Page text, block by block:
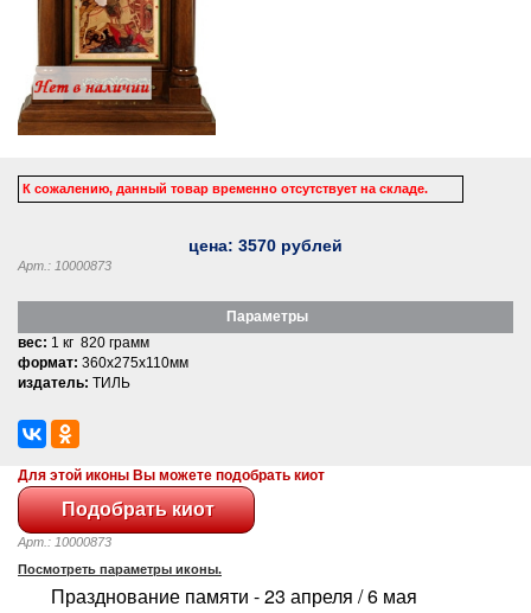
К сожалению, данный товар временно отсутствует на складе.
цена: 3570 рублей
Арт.: 10000873
Параметры
вес: 1 кг 820 грамм
формат: 360x275x110мм
издатель: ТИЛЬ
Для этой иконы Вы можете подобрать киот
Арт.: 10000873
Посмотреть параметры иконы.
Празднование памяти - 23 апреля / 6 мая